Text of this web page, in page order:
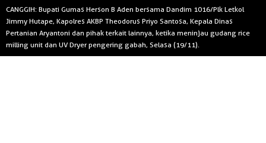
CANGGIH: Bupati Gumas Herson B Aden bersama Dandim 1016/Plk Letkol
Jimmy Hutape, Kapolres AKBP Theodorus Priyo Santosa, Kepala Dinas
Pertanian Aryantoni dan pihak terkait lainnya, ketika meninjau gudang rice
milling unit dan UV Dryer pengering gabah, Selasa (19/11).